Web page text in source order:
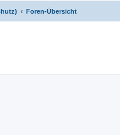
Foren-Übersicht